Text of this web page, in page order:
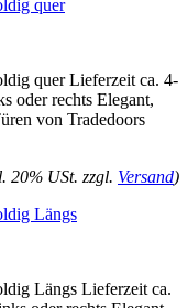
quer
quer Lieferzeit ca. 4-
oder rechts Elegant,
von Tradedoors
20% USt. zzgl. Versand)
Längs
Längs Lieferzeit ca.